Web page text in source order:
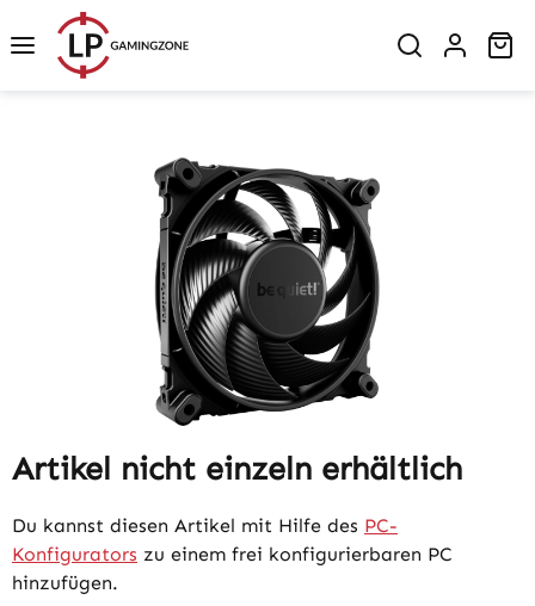
Zum Hauptinhalt springen
Bildergalerie überspringen
Artikel nicht einzeln erhältlich
Du kannst diesen Artikel mit Hilfe des PC-
Konfigurators zu einem frei konfigurierbaren PC
hinzufügen.